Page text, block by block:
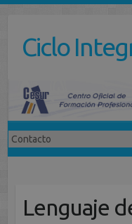
contenidoCiclo
Lenguaje